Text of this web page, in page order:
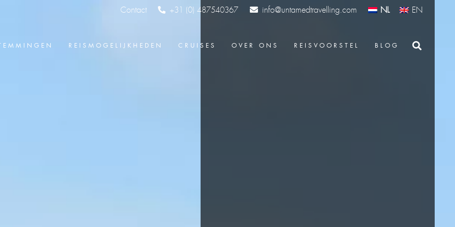
Contact +31 (0) 487540367 info@untamedtravelling.com NL EN
REISMOGELIJKHEDEN CRUISES OVER ONS REISVOORSTEL BLOG